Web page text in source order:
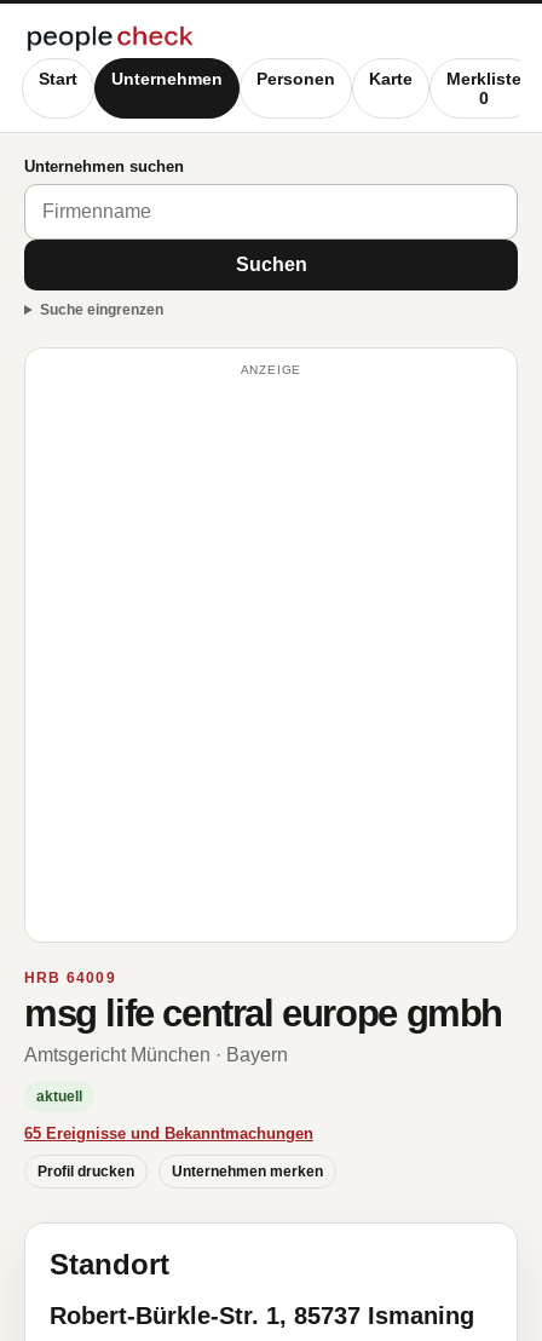
Start Unternehmen Personen Karte
Merkliste
0
Unternehmen suchen
Suchen
Suche eingrenzen
ANZEIGE
HRB 64009
msg life central europe gmbh
Amtsgericht München · Bayern
aktuell
65 Ereignisse und Bekanntmachungen
Profil drucken Unternehmen merken
Standort
Robert-Bürkle-Str. 1, 85737 Ismaning